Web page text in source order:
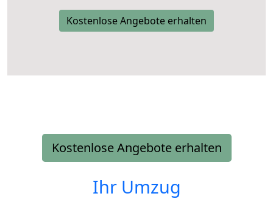
Kostenlose Angebote erhalten
Kostenlose Angebote erhalten
Ihr Umzug